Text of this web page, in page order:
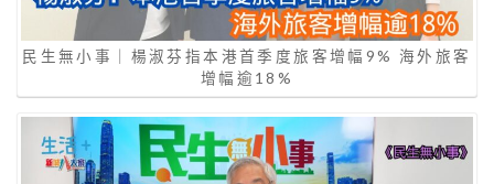
民生無小事｜楊淑芬指本港首季度旅客增幅9% 海外旅客
增幅逾18%